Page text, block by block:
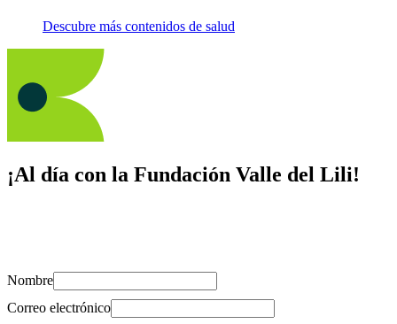
Descubre más contenidos de salud
¡Al día con la Fundación Valle del Lili!
Nombre
Correo electrónico